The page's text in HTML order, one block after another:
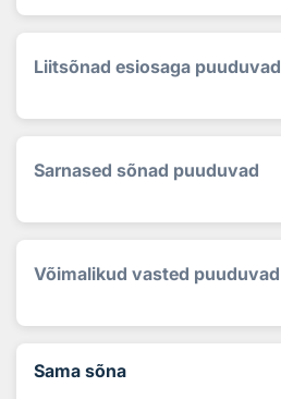
Liitsõnad esiosaga puuduvad
Sarnased sõnad puuduvad
Võimalikud vasted puuduvad
Sama sõna